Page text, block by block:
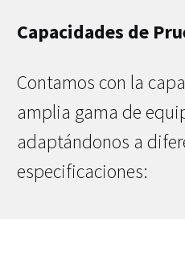
Capacidades de
Contamos con la
amplia gama de
adaptándonos a
especificaciones: